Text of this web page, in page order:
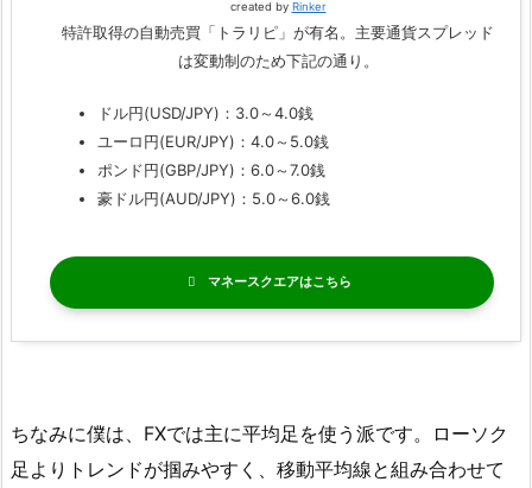
created by Rinker
特許取得の自動売買「トラリピ」が有名。主要通貨スプレッド
は変動制のため下記の通り。
ドル円(USD/JPY)：3.0～4.0銭
ユーロ円(EUR/JPY)：4.0～5.0銭
ポンド円(GBP/JPY)：6.0～7.0銭
豪ドル円(AUD/JPY)：5.0～6.0銭
マネースクエア
ちなみに僕は、FXでは主に平均足を使う派です。ローソク
足よりトレンドが掴みやすく、移動平均線と組み合わせて